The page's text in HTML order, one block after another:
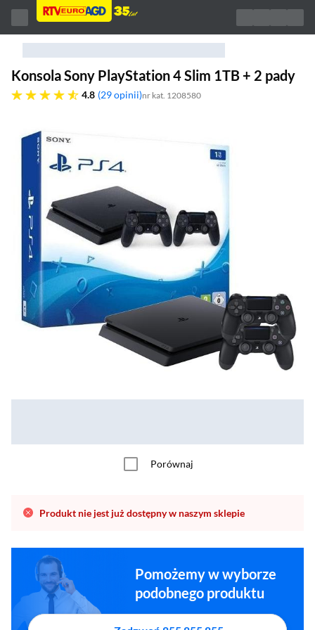
Konsola Sony PlayStation 4 Slim 1TB + 2 pady
4.8
4.8 gwiazdek 29 opinii nr kat. 1208580
Porównaj
Produkt nie jest już dostępny w naszym sklepie
Pomożemy w wyborze
podobnego produktu